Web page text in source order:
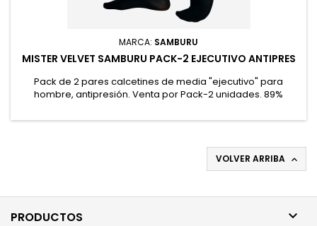
MARCA: SAMBURU
MISTER VELVET SAMBURU PACK-2 EJECUTIVO ANTIPRES
Pack de 2 pares calcetines de media "ejecutivo" para
hombre, antipresión. Venta por Pack-2 unidades. 89%
VOLVER ARRIBA 
PRODUCTOS 